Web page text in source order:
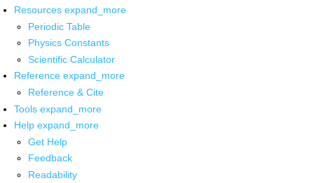
Resources expand_more
Periodic Table
Physics Constants
Scientific Calculator
Reference expand_more
Reference & Cite
Tools expand_more
Help expand_more
Get Help
Feedback
Readability